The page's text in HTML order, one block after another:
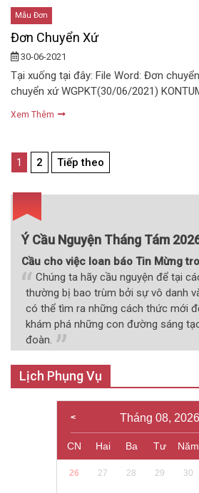
Mẫu Đơn
Đơn Chuyển Xứ
30-06-2021
Tại xuống tại đây: File Word: Đơn
chuyển xứ WGPKT(30/06/2021)
Xem Thêm
Điều
hướng
bài
viết
1 2 Tiếp theo
Ý Cầu Nguyện Tháng Tám
Cầu cho việc loan báo Tin Mừng
Chúng ta hãy cầu nguyện để tại
thường bị bao trùm bởi sự vô danh
có thể tìm ra những cách thức mới
khám phá những con đường sáng
đoàn.
Lịch Phụng Vụ
Tháng 08, 2026
CN Hai Ba Tư Năm
26 27 28 29 30